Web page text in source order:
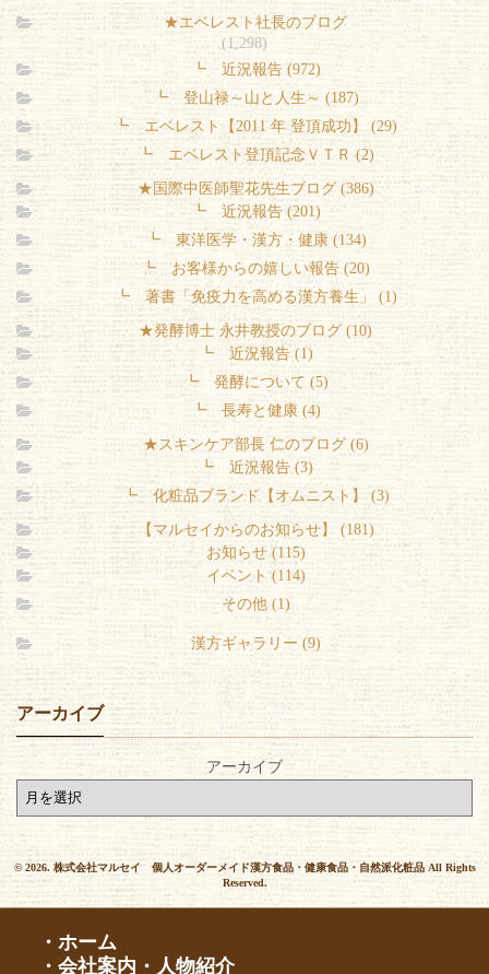
★エベレスト社長のブログ
(1,298)
┗ 近況報告 (972)
┗ 登山禄～山と人生～ (187)
┗ エベレスト【2011 年 登頂成功】 (29)
┗ エベレスト登頂記念ＶＴＲ (2)
★国際中医師聖花先生ブログ (386)
┗ 近況報告 (201)
┗ 東洋医学・漢方・健康 (134)
┗ お客様からの嬉しい報告 (20)
┗ 著書「免疫力を高める漢方養生」 (1)
★発酵博士 永井教授のブログ (10)
┗ 近況報告 (1)
┗ 発酵について (5)
┗ 長寿と健康 (4)
★スキンケア部長 仁のブログ (6)
┗ 近況報告 (3)
┗ 化粧品ブランド【オムニスト】 (3)
【マルセイからのお知らせ】 (181)
お知らせ (115)
イベント (114)
その他 (1)
漢方ギャラリー (9)
アーカイブ
アーカイブ
© 2026. 株式会社マルセイ 個人オーダーメイド漢方食品・健康食品・自然派化粧品 All Rights
Reserved.
・ホーム
・会社案内・人物紹介